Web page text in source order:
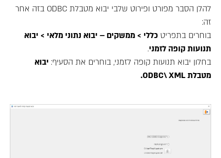
להלן הסבר מפורט ופירוט שלבי יבוא מטבלת ODBC בזה אחר
זה:
בוחרים בתפריט כללי > ממשקים – יבוא נתוני מלאי > יבוא
תנועות קופה לזמני.
בחלון יבוא תנועות קופה לזמני, בוחרים את הסעיף: יבוא
מטבלת ODBC\ XML.